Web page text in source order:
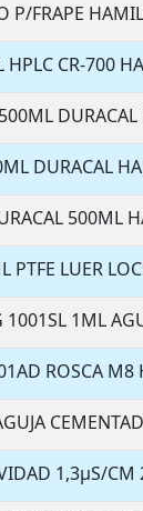
P/FRAPE
HPLC CR-700
DURACAL
500ML
PTFE LUER
1001SL 1ML
ROSCA M8
1,3µS/CM